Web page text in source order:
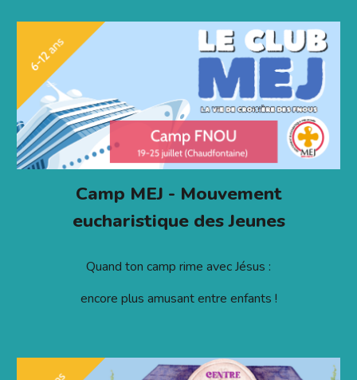
Camp MEJ - Mouvement
eucharistique des Jeunes
Quand ton camp rime avec Jésus :
encore plus amusant entre enfants !